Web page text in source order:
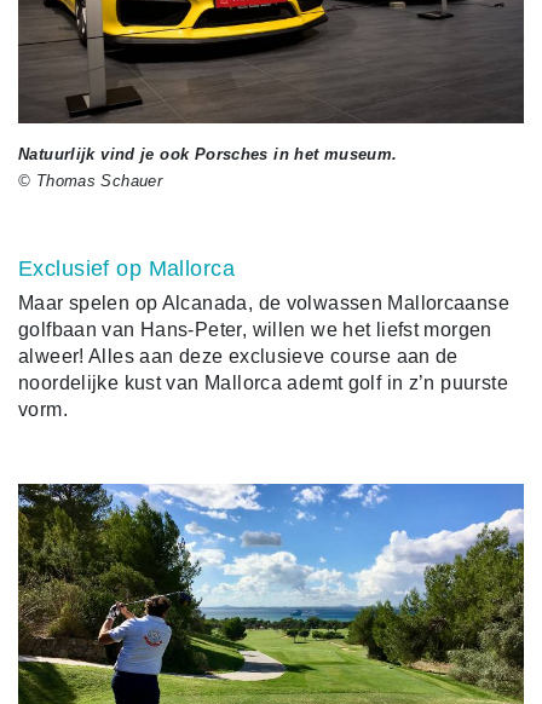
Natuurlijk vind je ook Porsches in het museum.
© Thomas Schauer
Exclusief op Mallorca
Maar spelen op Alcanada, de volwassen Mallorcaanse
golfbaan van Hans-Peter, willen we het liefst morgen
alweer! Alles aan deze exclusieve course aan de
noordelijke kust van Mallorca ademt golf in z’n puurste
vorm.